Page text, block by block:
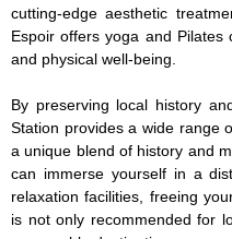
cutting-edge aesthetic
Espoir offers yoga and
and physical well-being.
By preserving local history
Station provides a wide range
a unique blend of history and
can immerse yourself in a
relaxation facilities, freeing
is not only recommended for